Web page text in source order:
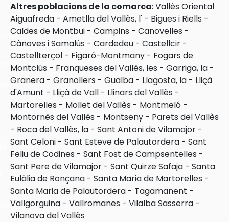
Altres poblacions de la comarca: Vallès Oriental
Aiguafreda - Ametlla del Vallès, l' - Bigues i Riells -
Caldes de Montbui - Campins - Canovelles -
Cànoves i Samalús - Cardedeu - Castellcir -
Castellterçol - Figaró-Montmany - Fogars de
Montclús - Franqueses del Vallès, les - Garriga, la -
Granera - Granollers - Gualba - Llagosta, la - Lliçà
d'Amunt - Lliçà de Vall - Llinars del Vallès -
Martorelles - Mollet del Vallès - Montmeló -
Montornès del Vallès - Montseny - Parets del Vallès
- Roca del Vallès, la - Sant Antoni de Vilamajor -
Sant Celoni - Sant Esteve de Palautordera - Sant
Feliu de Codines - Sant Fost de Campsentelles -
Sant Pere de Vilamajor - Sant Quirze Safaja - Santa
Eulàlia de Ronçana - Santa Maria de Martorelles -
Santa Maria de Palautordera - Tagamanent -
Vallgorguina - Vallromanes - Vilalba Sasserra -
Vilanova del Vallès